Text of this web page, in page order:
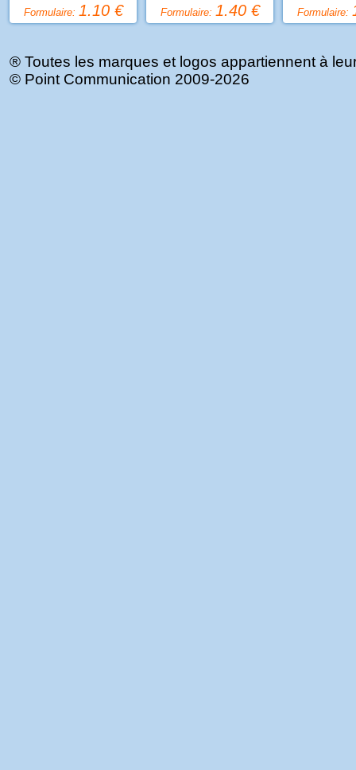
Formulaire: 1.10 € Formulaire: 1.40 € Formulaire:
® Toutes les marques et logos appartiennent à
© Point Communication 2009-2026